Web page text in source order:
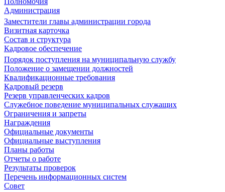
Администрация
Заместители главы администрации города
Визитная карточка
Состав и структура
Кадровое обеспечение
Порядок поступления на муниципальную службу
Положение о замещении должностей
Квалификационные требования
Кадровый резерв
Резерв управленческих кадров
Служебное поведение муниципальных служащих
Ограничения и запреты
Награждения
Официальные документы
Официальные выступления
Планы работы
Отчеты о работе
Результаты проверок
Перечень информационных систем
Совет